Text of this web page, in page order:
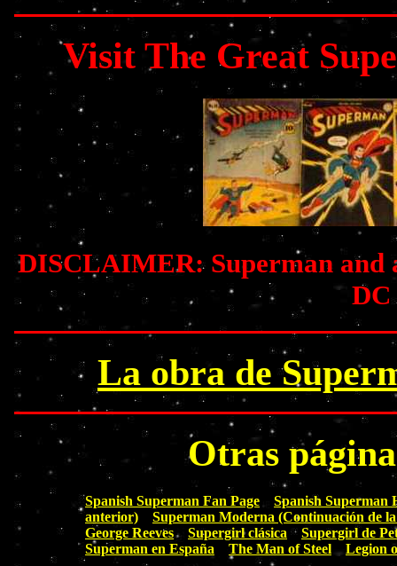
Visit The Great
DISCLAIMER: Superman and
La obra de
Otras
Spanish Superman Fan Page
Spanish Superman
anterior)
Superman Moderna (Continuación de
George Reeves
Supergirl clásica
Supergirl de
Superman en España
The Man of Steel Legion